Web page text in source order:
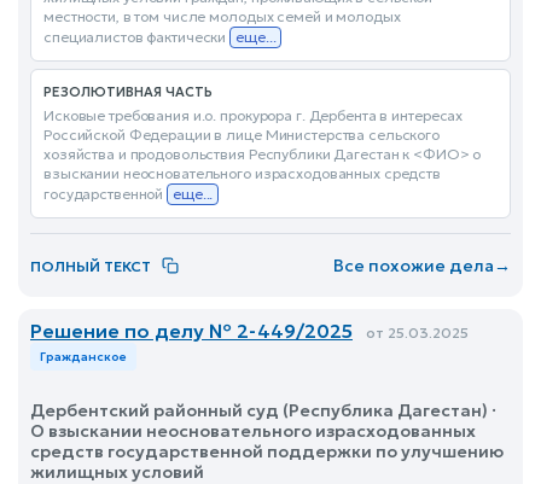
местности, в том числе молодых семей и молодых
специалистов фактически еще...
РЕЗОЛЮТИВНАЯ ЧАСТЬ
Исковые требования и.о. прокурора г. Дербента в интересах
Российской Федерации в лице Министерства сельского
хозяйства и продовольствия Республики Дагестан к <ФИО> о
взыскании неосновательного израсходованных средств
государственной еще...
ПОЛНЫЙ ТЕКСТ Все похожие дела→
Решение по делу № 2-449/2025 от 25.03.2025
Гражданское
Дербентский районный суд (Республика Дагестан) ·
О взыскании неосновательного израсходованных
средств государственной поддержки по улучшению
жилищных условий